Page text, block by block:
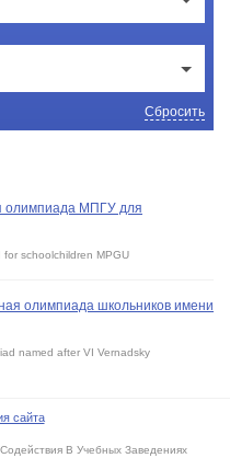
Сбросить
олимпиада МПГУ для
for schoolchildren MPGU
олимпиада школьников имени
named after VI Vernadsky
сайта
В Учебных Заведениях